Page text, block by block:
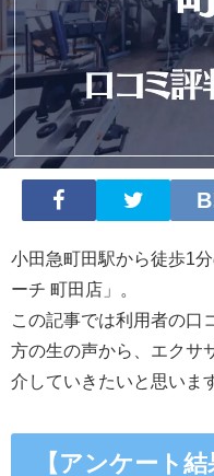
小田急町田駅から徒歩1
ーチ 町田店」。
この記事では利用者の口
方の生の声から、エクサ
介していきたいと思いま
【アンケート